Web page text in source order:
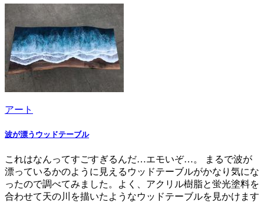
アート
波が漂うウッドテーブル
これはなんってすごすぎるんだ…エモいぞ…。 まるで波が
漂っているかのように見えるウッドテーブルがかなり気にな
ったので調べてみました。よく、アクリル樹脂と蛍光塗料を
合わせて天の川を描いたようなウッドテーブルを見かけます